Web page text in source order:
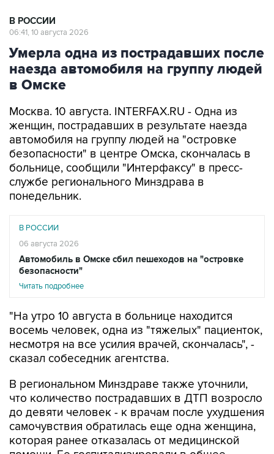
В РОССИИ
06:41, 10 августа 2026
Умерла одна из пострадавших после
наезда автомобиля на группу людей
в Омске
Москва. 10 августа. INTERFAX.RU - Одна из
женщин, пострадавших в результате наезда
автомобиля на группу людей на "островке
безопасности" в центре Омска, скончалась в
больнице, сообщили "Интерфаксу" в пресс-
службе регионального Минздрава в
понедельник.
В РОССИИ
06 августа 2026
Автомобиль в Омске сбил пешеходов на "островке
безопасности"
Читать подробнее
"На утро 10 августа в больнице находится
восемь человек, одна из "тяжелых" пациенток,
несмотря на все усилия врачей, скончалась", -
сказал собеседник агентства.
В региональном Минздраве также уточнили,
что количество пострадавших в ДТП возросло
до девяти человек - к врачам после ухудшения
самочувствия обратилась еще одна женщина,
которая ранее отказалась от медицинской